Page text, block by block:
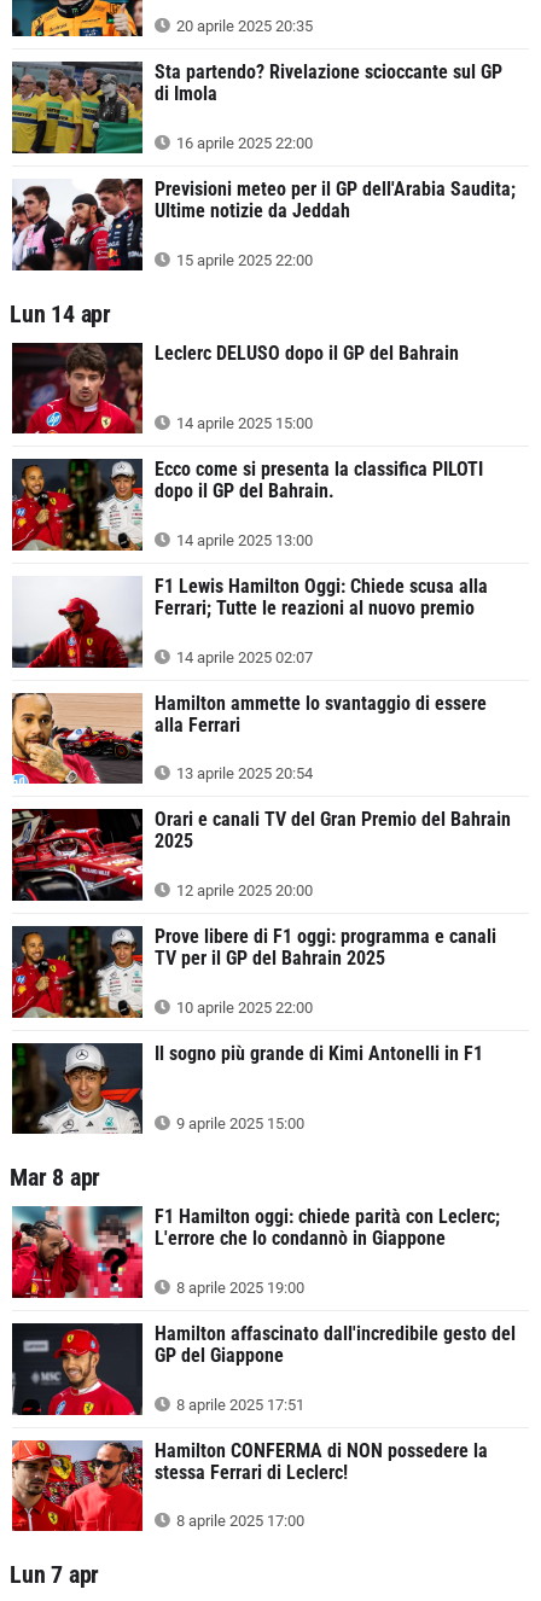
20 aprile 2025 20:35
Sta partendo? Rivelazione scioccante sul GP
di Imola
16 aprile 2025 22:00
Previsioni meteo per il GP dell'Arabia Saudita;
Ultime notizie da Jeddah
15 aprile 2025 22:00
Lun 14 apr
Leclerc DELUSO dopo il GP del Bahrain
14 aprile 2025 15:00
Ecco come si presenta la classifica PILOTI
dopo il GP del Bahrain.
14 aprile 2025 13:00
F1 Lewis Hamilton Oggi: Chiede scusa alla
Ferrari; Tutte le reazioni al nuovo premio
14 aprile 2025 02:07
Hamilton ammette lo svantaggio di essere
alla Ferrari
13 aprile 2025 20:54
Orari e canali TV del Gran Premio del Bahrain
2025
12 aprile 2025 20:00
Prove libere di F1 oggi: programma e canali
TV per il GP del Bahrain 2025
10 aprile 2025 22:00
Il sogno più grande di Kimi Antonelli in F1
9 aprile 2025 15:00
Mar 8 apr
F1 Hamilton oggi: chiede parità con Leclerc;
L'errore che lo condannò in Giappone
8 aprile 2025 19:00
Hamilton affascinato dall'incredibile gesto del
GP del Giappone
8 aprile 2025 17:51
Hamilton CONFERMA di NON possedere la
stessa Ferrari di Leclerc!
8 aprile 2025 17:00
Lun 7 apr